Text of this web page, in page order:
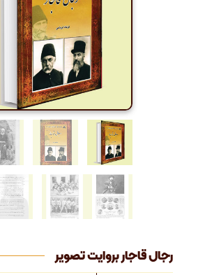
رجال قاجار بروایت تصویر